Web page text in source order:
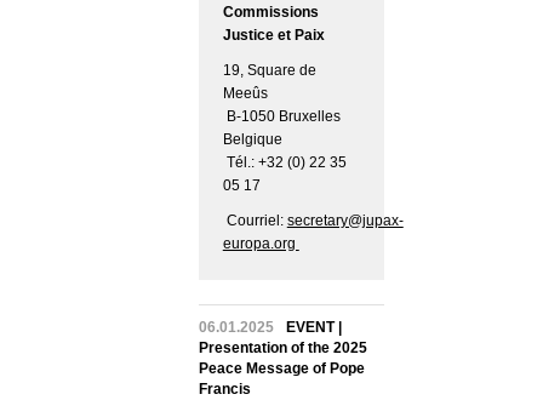
Commissions
Justice et Paix
19, Square de
Meeûs
B-1050 Bruxelles
Belgique
Tél.: +32 (0) 22 35
05 17
Courriel: secretary@jupax-
europa.org
06.01.2025
EVENT |
Presentation of the 2025
Peace Message of Pope
Francis